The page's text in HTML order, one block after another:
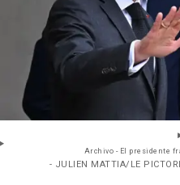
Archivo - El presidente
- JULIEN MATTIA/LE